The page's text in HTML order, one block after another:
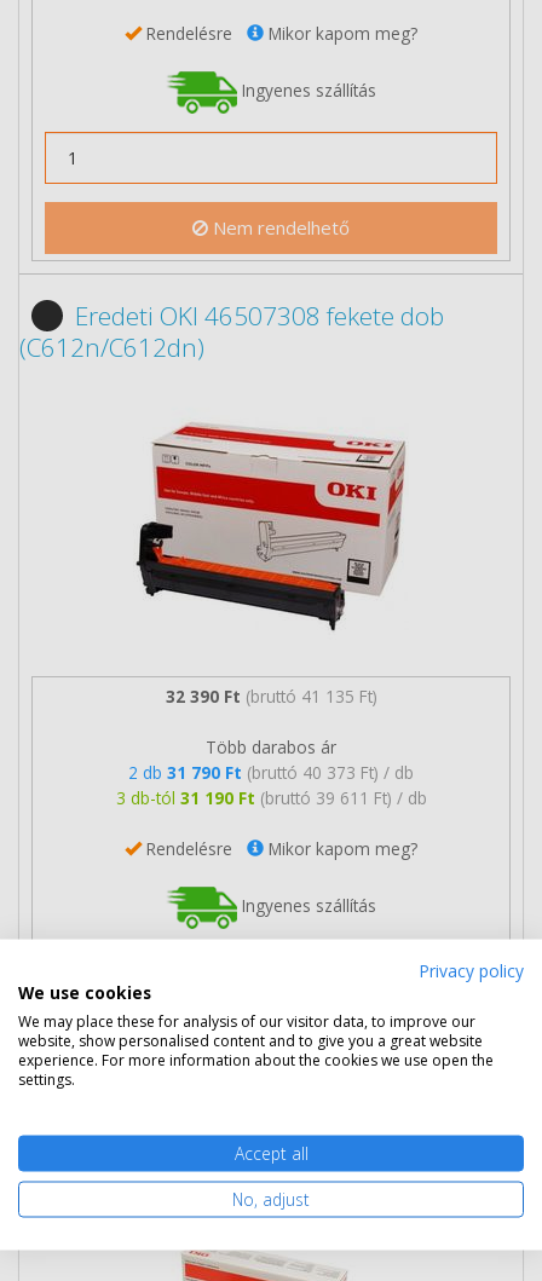
Rendelésre Mikor kapom meg?
Ingyenes szállítás
Nem rendelhető
Eredeti OKI 46507308 fekete dob
(C612n/C612dn)
32 390 Ft (bruttó 41 135 Ft)
Több darabos ár
2 db 31 790 Ft (bruttó 40 373 Ft) / db
3 db-tól 31 190 Ft (bruttó 39 611 Ft) / db
Rendelésre Mikor kapom meg?
Ingyenes szállítás
Nem rendelhető
Eredeti OKI 46507508 fekete toner
(C612)
Privacy policy
We use cookies
We may place these for analysis of our visitor data, to improve our
website, show personalised content and to give you a great website
experience. For more information about the cookies we use open the
settings.
Accept all
No, adjust